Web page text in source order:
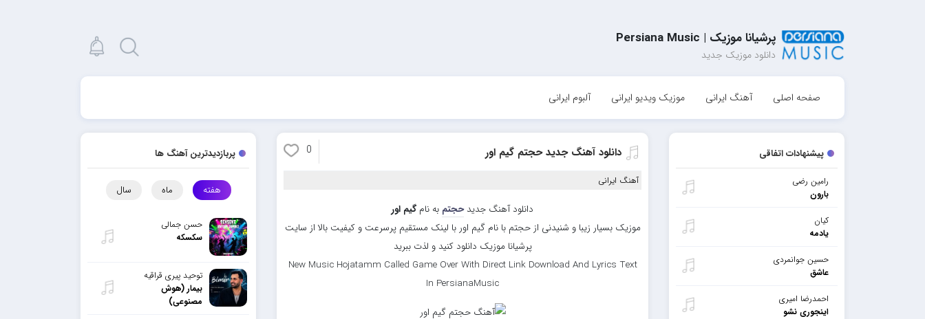
پرشیانا موزیک | Persiana Music
دانلود موزیک جدید
صفحه اصلی آهنگ ایرانی موزیک ویدیو ایرانی آلبوم ایرانی
پیشنهادات اتفاقی
رامین رضی
بارون
کیان
یادمه
حسین جوانمردی
عاشق
احمدرضا امیری
اینجوری نشو
دانلود آهنگ جدید حجتم گیم اور 0
آهنگ ایرانی
دانلود آهنگ جدیدحجتم به نام گیم اور
موزیک بسیار زیبا و شنیدنی از حجتم با نام گیم اور با لینک مستقیم پرسرعت و کیفیت بالا از سایت
پرشیانا موزیک دانلود کنید و لذت ببرید
New Music Hojatamm Called Game Over With Direct Link Download And Lyrics Text
In PersianaMusic
پربازدیدترین آهنگ ها
هفته ماه سال
حسن جمالی
سکسکه
توحید پیری قراقیه
بیمار (هوش
مصنوعی)